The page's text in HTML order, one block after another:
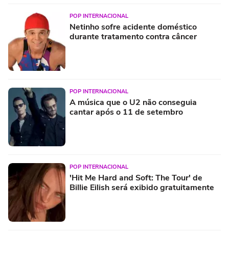
POP INTERNACIONAL
Netinho sofre acidente doméstico
durante tratamento contra câncer
POP INTERNACIONAL
A música que o U2 não conseguia
cantar após o 11 de setembro
POP INTERNACIONAL
'Hit Me Hard and Soft: The Tour' de
Billie Eilish será exibido gratuitamente